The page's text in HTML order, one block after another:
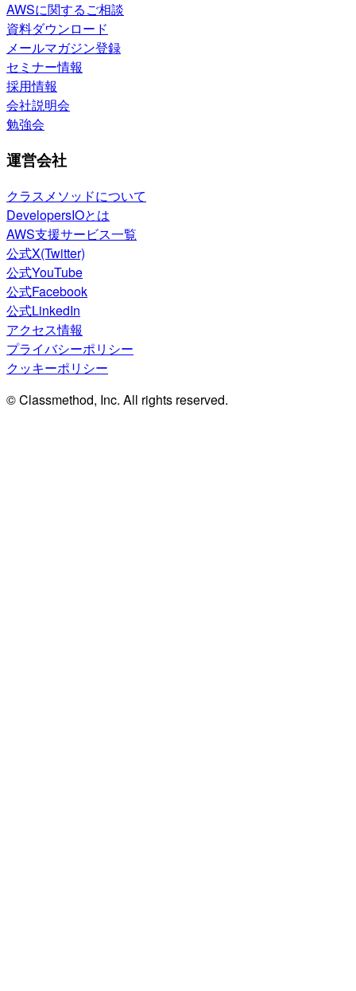
AWSに関するご相談
資料ダウンロード
メールマガジン登録
セミナー情報
採用情報
会社説明会
勉強会
運営会社
クラスメソッドについて
DevelopersIOとは
AWS支援サービス一覧
公式X(Twitter)
公式YouTube
公式Facebook
公式LinkedIn
アクセス情報
プライバシーポリシー
クッキーポリシー
© Classmethod, Inc. All rights reserved.